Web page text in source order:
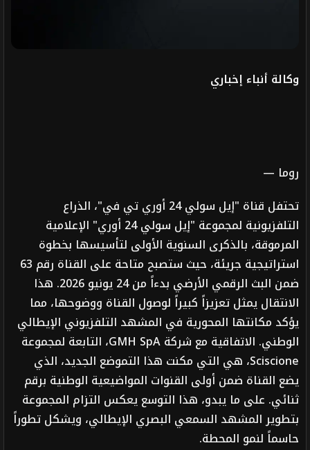
وكالة أنباء إخباري
روما —
تحتفل قناة "إيل سولي 24 أوري تي في"، الذراع
التلفزيونية لمجموعة "إيل سولي 24 أوري" الإعلامية
المرموقة، بالذكرى السنوية الأولى لتأسيسها بخطوة
استراتيجية جريئة، حيث ستصبح متاحة على القناة رقم 63
ضمن البث الرقمي الأرضي بدءاً من 24 يونيو 2026. هذا
الانتقال يمثل تعزيزاً كبيراً لوصول القناة ووضوحها، مما
يؤكد مكانتها المحورية في المشهد التلفزيوني الإيطالي
الوطني. الاتفاقية مع شركة GMH SpA، التابعة لمجموعة
Sciscione، هي التي مكنت هذا التموضع الجديد، الذي
يضع القناة ضمن أولى القنوات المواضيعية الوطنية برقم
ثنائي. على ما يبدو، هذا التوسع يعكس التزام المجموعة
بتطوير المشهد السمعي البصري الإيطالي، ويشكل تطوراً
حاسماً لنمو المحطة.